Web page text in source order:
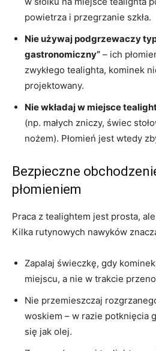
powietrza i przegrzanie szkła.
Nie używaj podgrzewaczy
gastronomiczny” – ich
zwykłego tealighta, kominek
projektowany.
Nie wkładaj w miejsce
(np. małych zniczy, świec
nożem). Płomień jest wtedy
Bezpieczne
płomieniem
Praca z tealightem jest prosta,
Kilka rutynowych nawyków
Zapalaj świeczkę, gdy
miejscu, a nie w trakcie
Nie przemieszczaj
woskiem – w razie potknięcia
się jak olej.